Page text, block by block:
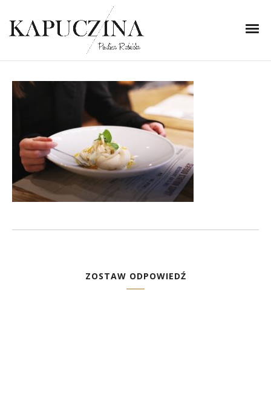
19 stycznia 2017
IMG_9717
Written by
ZOSTAW ODPOWIEDŹ